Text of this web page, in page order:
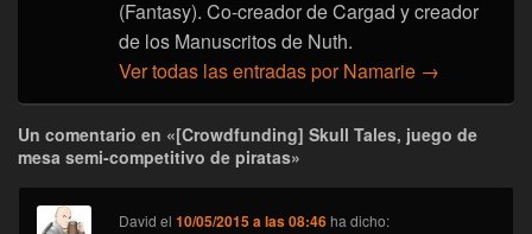
(Fantasy). Co-creador de Cargad y creador
de los Manuscritos de Nuth.
Ver todas las entradas por Namarie →
Un comentario en «[Crowdfunding] Skull Tales, juego de
mesa semi-competitivo de piratas»
David el10/05/2015 a las 08:46 ha dicho: